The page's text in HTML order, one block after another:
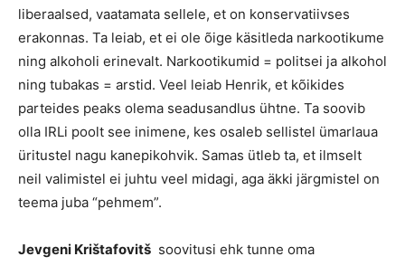
liberaalsed, vaatamata sellele, et on konservatiivses
erakonnas. Ta leiab, et ei ole õige käsitleda narkootikume
ning alkoholi erinevalt. Narkootikumid = politsei ja alkohol
ning tubakas = arstid. Veel leiab Henrik, et kõikides
parteides peaks olema seadusandlus ühtne. Ta soovib
olla IRLi poolt see inimene, kes osaleb sellistel ümarlaua
üritustel nagu kanepikohvik. Samas ütleb ta, et ilmselt
neil valimistel ei juhtu veel midagi, aga äkki järgmistel on
teema juba “pehmem”.
Jevgeni Krištafovitš soovitusi ehk tunne oma